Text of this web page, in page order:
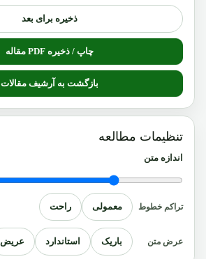
ذخیره برای بعد
چاپ / ذخیره PDF مقاله
بازگشت به آرشیف مقالات
تنظیمات مطالعه
اندازه متن
تراکم خطوط معمولی راحت
عرض متن باریک استاندارد عریض